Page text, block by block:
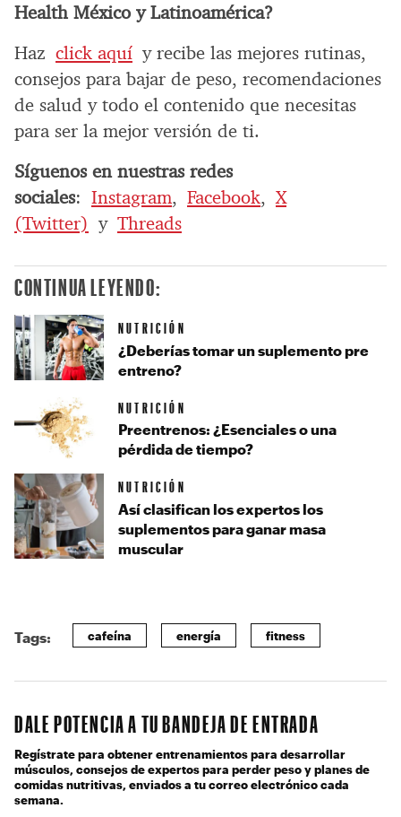
Health México y Latinoamérica?
Haz click aquí y recibe las mejores rutinas,
consejos para bajar de peso, recomendaciones
de salud y todo el contenido que necesitas
para ser la mejor versión de ti.
Síguenos en nuestras redes
sociales: Instagram, Facebook,X
(Twitter) y Threads
CONTINUA LEYENDO:
NUTRICIÓN
¿Deberías tomar un suplemento pre
entreno?
NUTRICIÓN
Preentrenos: ¿Esenciales o una
pérdida de tiempo?
NUTRICIÓN
Así clasifican los expertos los
suplementos para ganar masa
muscular
Tags: cafeína energía fitness
DALE POTENCIA A TU BANDEJA DE ENTRADA
Regístrate para obtener entrenamientos para desarrollar
músculos, consejos de expertos para perder peso y planes de
comidas nutritivas, enviados a tu correo electrónico cada
semana.